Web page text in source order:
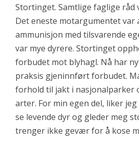
Stortinget. Samtlige faglige råd
Det eneste motargumentet var
ammunisjon med tilsvarende
var mye dyrere. Stortinget
forbudet mot blyhagl. Nå har
praksis gjeninnført forbudet.
forhold til jakt i nasjonalparker
arter. For min egen del, liker
se levende dyr og gleder meg
trenger ikke gevær for å kose